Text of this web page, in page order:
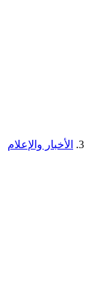
الأخبار والإعلام